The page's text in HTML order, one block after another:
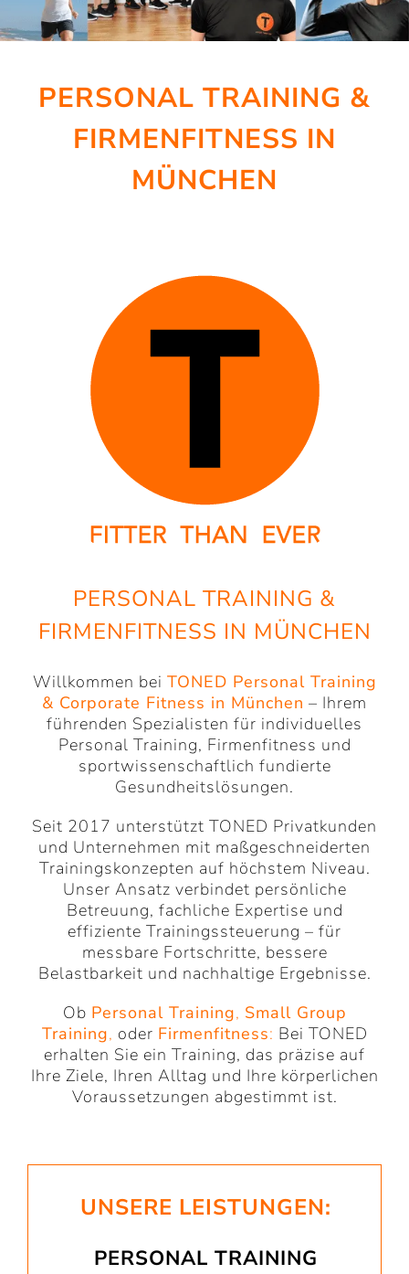
PERSONAL TRAINING &
FIRMENFITNESS IN
MÜNCHEN
PERSONAL TRAINING &
FIRMENFITNESS IN MÜNCHEN
Willkommen bei TONED Personal Training
& Corporate Fitness in München – Ihrem
führenden Spezialisten für individuelles
Personal Training, Firmenfitness und
sportwissenschaftlich fundierte
Gesundheitslösungen.
Seit 2017 unterstützt TONED Privatkunden
und Unternehmen mit maßgeschneiderten
Trainingskonzepten auf höchstem Niveau.
Unser Ansatz verbindet persönliche
Betreuung, fachliche Expertise und
effiziente Trainingssteuerung – für
messbare Fortschritte, bessere
Belastbarkeit und nachhaltige Ergebnisse.
Ob Personal Training, Small Group
Training, oder Firmenfitness: Bei TONED
erhalten Sie ein Training, das präzise auf
Ihre Ziele, Ihren Alltag und Ihre körperlichen
Voraussetzungen abgestimmt ist.
UNSERE LEISTUNGEN:
PERSONAL TRAINING